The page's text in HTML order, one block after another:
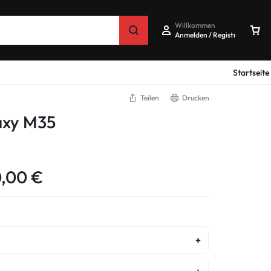
Willkommen
Anmelden / Registrieren
Startseite
Teilen Drucken
M35
€